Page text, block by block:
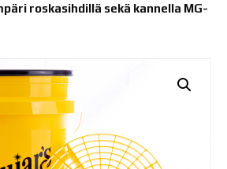
roskasihdillä sekä kannella MG-